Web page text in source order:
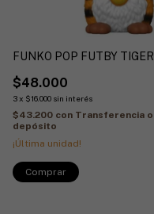
FUNKO POP FUTBY TIGER
$48.000
3 x $16.000 sin interés
$43.200 con Transferencia o
depósito
¡Última unidad!